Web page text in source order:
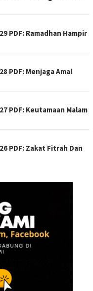
PDF: Ramadhan Hampir
PDF: Menjaga Amal
PDF: Keutamaan Malam
PDF: Zakat Fitrah Dan